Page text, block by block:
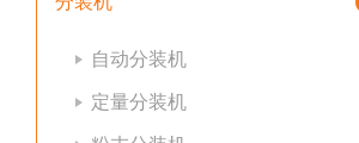
自动分装机
定量分装机